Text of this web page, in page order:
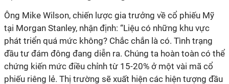
Ông Mike Wilson, chiến lược gia trưởng về cổ phiếu Mỹ
tại Morgan Stanley, nhận định: “Liệu có những khu vực
phát triển quá mức không? Chắc chắn là có. Tình trạng
đầu tư đám đông đang diễn ra. Chúng ta hoàn toàn có thể
chứng kiến mức điều chỉnh từ 15-20% ở một vài mã cổ
phiếu riêng lẻ. Thị trường sẽ xuất hiện các hiện tượng đầu